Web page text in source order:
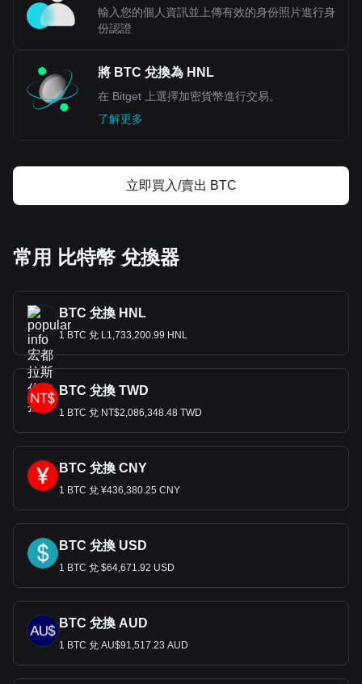
輸入您的個人資訊並上傳有效的身份照片進行身
份認證
將 BTC 兌換為 HNL
在 Bitget 上選擇加密貨幣進行交易。
了解更多
立即買入/賣出 BTC
常用 比特幣 兌換器
BTC 兌換 HNL
1 BTC 兌 L1,733,200.99 HNL
BTC 兌換 TWD
1 BTC 兌 NT$2,086,348.48 TWD
BTC 兌換 CNY
1 BTC 兌 ¥436,380.25 CNY
BTC 兌換 USD
1 BTC 兌 $64,671.92 USD
BTC 兌換 AUD
1 BTC 兌 AU$91,517.23 AUD